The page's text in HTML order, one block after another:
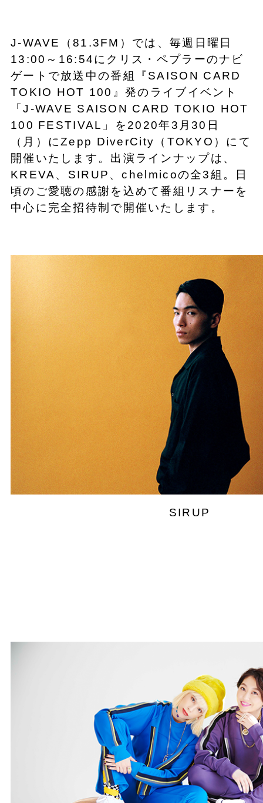
J-WAVE（81.3FM）では、毎週日曜日
13:00～16:54にクリス・ペプラーのナビ
ゲートで放送中の番組『SAISON CARD
TOKIO HOT 100』発のライブイベント
「J-WAVE SAISON CARD TOKIO HOT
100 FESTIVAL」を2020年3月30日
（月）にZepp DiverCity（TOKYO）にて
開催いたします。出演ラインナップは、
KREVA、SIRUP、chelmicoの全3組。日
頃のご愛聴の感謝を込めて番組リスナーを
中心に完全招待制で開催いたします。
SIRUP